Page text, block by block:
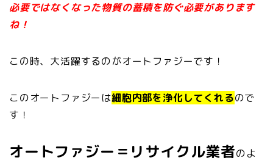
必要ではなくなった物質の蓄積を防ぐ必要があります
ね！
この時、大活躍するのがオートファジーです！
このオートファジーは細胞内部を浄化してくれるので
す！
オートファジー＝リサイクル業者のよ